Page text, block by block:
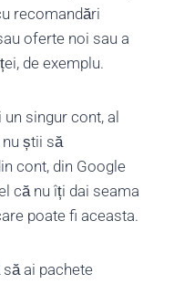
recomandări
oferte noi sau a
de exemplu.
singur cont, al
știi să
cont, din Google
că nu îți dai seama
poate fi aceasta.
ai pachete